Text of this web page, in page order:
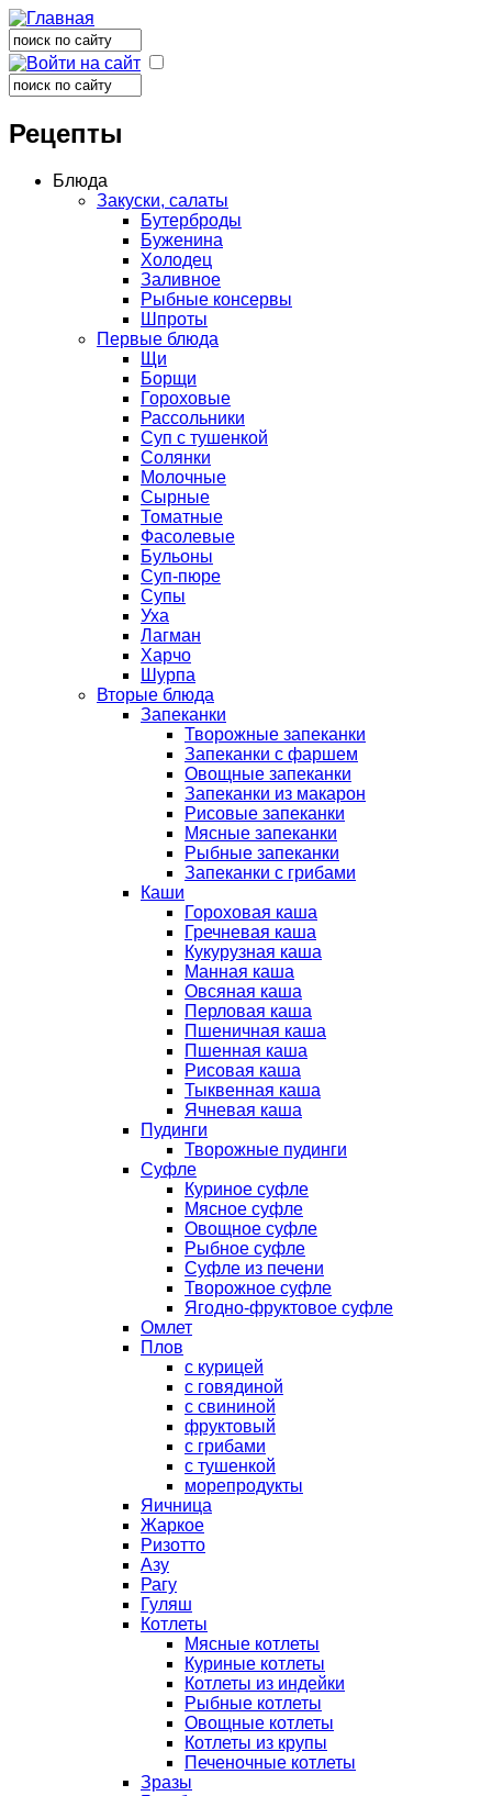
Форма поиска
Поиск
Поиск
Рецепты
Блюда
Закуски, салаты
Бутерброды
Буженина
Холодец
Заливное
Рыбные консервы
Шпроты
Первые блюда
Щи
Борщи
Гороховые
Рассольники
Суп с тушенкой
Солянки
Молочные
Сырные
Томатные
Фасолевые
Бульоны
Суп-пюре
Супы
Уха
Лагман
Харчо
Шурпа
Вторые блюда
Запеканки
Творожные запеканки
Запеканки с фаршем
Овощные запеканки
Запеканки из макарон
Рисовые запеканки
Мясные запеканки
Рыбные запеканки
Запеканки с грибами
Каши
Гороховая каша
Гречневая каша
Кукурузная каша
Манная каша
Овсяная каша
Перловая каша
Пшеничная каша
Пшенная каша
Рисовая каша
Тыквенная каша
Ячневая каша
Пудинги
Творожные пудинги
Суфле
Куриное суфле
Мясное суфле
Овощное суфле
Рыбное суфле
Суфле из печени
Творожное суфле
Ягодно-фруктовое суфле
Омлет
Плов
с курицей
с говядиной
с свининой
фруктовый
с грибами
с тушенкой
морепродукты
Яичница
Жаркое
Ризотто
Азу
Рагу
Гуляш
Котлеты
Мясные котлеты
Куриные котлеты
Котлеты из индейки
Рыбные котлеты
Овощные котлеты
Котлеты из крупы
Печеночные котлеты
Зразы